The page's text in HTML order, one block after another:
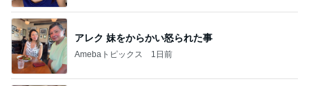
ヒデ ベネチアに匹敵するジェラート
Amebaトピックス 2日前